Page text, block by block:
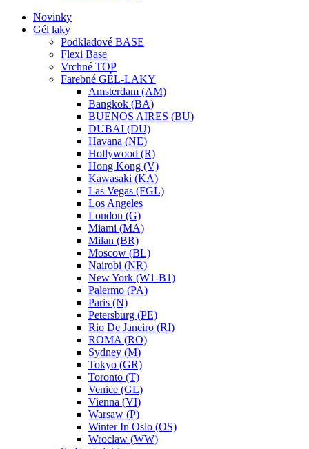
Novinky
Gél laky
Podkladové BASE
Flexi Base
Vrchné TOP
Farebné GÉL-LAKY
Amsterdam (AM)
Bangkok (BA)
BUENOS AIRES (BU)
DUBAI (DU)
Havana (NE)
Hollywood (R)
Hong Kong (V)
Kawasaki (KA)
Las Vegas (FGL)
Los Angeles
London (G)
Miami (MA)
Milan (BR)
Moscow (BL)
Nairobi (NR)
New York (W1-B1)
Palermo (PA)
Paris (N)
Petersburg (PE)
Rio De Janeiro (RI)
ROMA (RO)
Sydney (M)
Tokyo (GR)
Toronto (T)
Venice (GL)
Vienna (VI)
Warsaw (P)
Winter In Oslo (OS)
Wroclaw (WW)